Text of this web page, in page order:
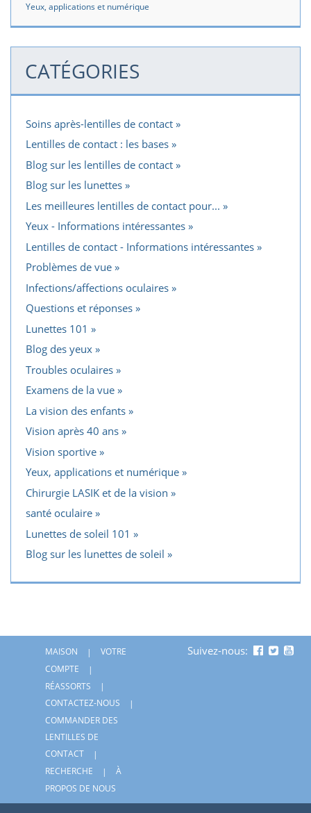
Yeux, applications et numérique
CATÉGORIES
Soins après-lentilles de contact
Lentilles de contact : les bases
Blog sur les lentilles de contact
Blog sur les lunettes
Les meilleures lentilles de contact pour...
Yeux - Informations intéressantes
Lentilles de contact - Informations intéressantes
Problèmes de vue
Infections/affections oculaires
Questions et réponses
Lunettes 101
Blog des yeux
Troubles oculaires
Examens de la vue
La vision des enfants
Vision après 40 ans
Vision sportive
Yeux, applications et numérique
Chirurgie LASIK et de la vision
santé oculaire
Lunettes de soleil 101
Blog sur les lunettes de soleil
MAISON
VOTRE
COMPTE
RÉASSORTS
CONTACTEZ-NOUS
COMMANDER DES
LENTILLES DE
CONTACT
RECHERCHE
À
PROPOS DE NOUS
Suivez-nous: